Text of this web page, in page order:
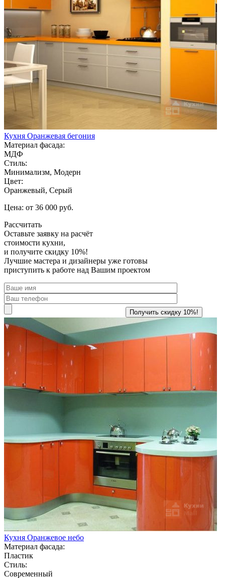
Кухня Оранжевая бегония
Материал фасада:
МДФ
Стиль:
Минимализм, Модерн
Цвет:
Оранжевый, Серый
Цена: от 36 000 руб.
Рассчитать
Оставьте заявку на расчёт
стоимости кухни,
и получите скидку 10%!
Лучшие мастера и дизайнеры уже готовы
приступить к работе над Вашим проектом
Кухня Оранжевое небо
Материал фасада:
Пластик
Стиль:
Современный